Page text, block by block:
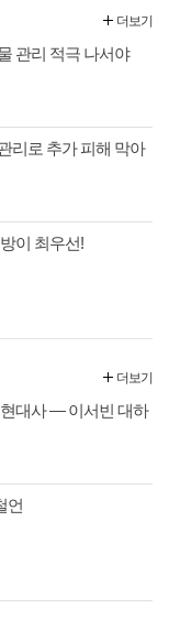
관리 적극 나서야
리로 추가 피해 막아
이 최우선!
더보기
대사 ― 이서빈 대하
언
더보기